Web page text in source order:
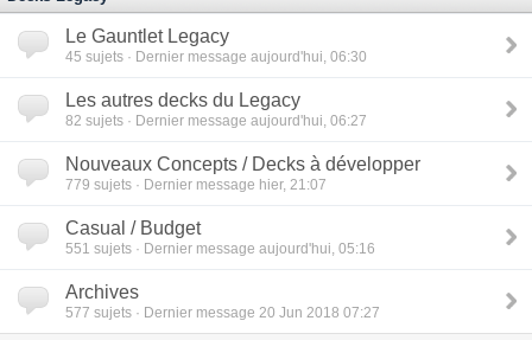
Le Gauntlet Legacy
45 sujets · Dernier message aujourd'hui, 06:30
Les autres decks du Legacy
82 sujets · Dernier message aujourd'hui, 06:27
Nouveaux Concepts / Decks à développer
779 sujets · Dernier message hier, 21:07
Casual / Budget
551 sujets · Dernier message aujourd'hui, 05:16
Archives
577 sujets · Dernier message 20 Jun 2018 07:27